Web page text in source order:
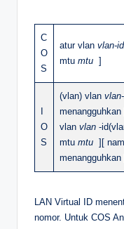
C
O
S
atur vlan vlan-id
mtu mtu ]
O
S
(vlan) vlan
vlan vlan -
mtu mtu ][
LAN Virtual ID
nomor. Untuk COS